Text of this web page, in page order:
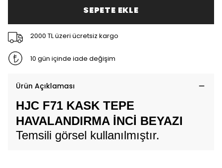
SEPETE EKLE
2000 TL üzeri ücretsiz kargo
10 gün içinde iade değişim
Ürün Açıklaması
HJC F71 KASK TEPE
HAVALANDIRMA İNCİ BEYAZI
Temsili görsel kullanılmıştır.